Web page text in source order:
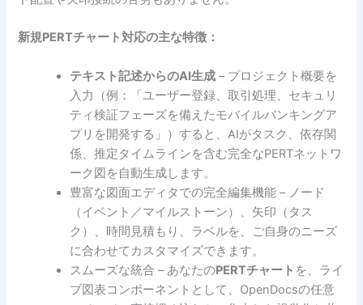
新規PERTチャート対応の主な特徴：
テキスト記述からのAI生成 – プロジェクト概要を
入力（例：「ユーザー登録、取引処理、セキュリ
ティ検証フェーズを備えたモバイルバンキングア
プリを開発する」）すると、AIがタスク、依存関
係、推定タイムラインを含む完全なPERTネットワ
ーク図を自動生成します。
豊富な図面エディタでの完全編集機能 – ノード
（イベント／マイルストーン）、矢印（タス
ク）、時間見積もり、ラベルを、ご自身のニーズ
に合わせてカスタマイズできます。
スムーズな統合 – あなたのPERTチャート を、ライ
ブ図表コンポーネントとして、OpenDocsの任意